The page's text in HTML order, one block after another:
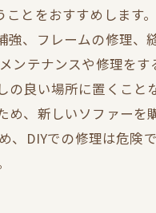
とをおすすめします
、フレームの修理
テナンスや修理を
良い場所に置くこと
、新しいソファー
DIYでの修理は危険